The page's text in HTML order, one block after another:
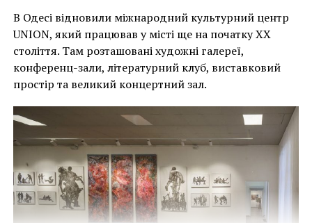
Хулігани, які намагалися зафарбувати мурал, злодії,
які відколювали зафарбовані фрагменти, щоб
продати їх у Facebook, тріщини в стіні та члени
окружної ради – це лише деякі з неприємностей, з
якими довелося зіткнутися Куттсам. Після крадіжки
їм довелося за власний кошт найняти охоронця,
який би наглядав за муралом вночі.
Єдиний вихід, кажуть Куттси, – це зняти 22-тонну
фреску, а для цього за останній місяць довелося
“зміцнити її 12 шарами смоли, скловолокна і
п’ятьма тоннами сталі, а також використовувати 40-
футовий кран, щоб забрати її”.
Хант Слонем “Thunderbunny”, 2022
В Одесі відновили міжнародний культурний центр
UNION, який працював у місті ще на початку XX
століття. Там розташовані художні галереї,
конференц-зали, літературний клуб, виставковий
простір та великий концертний зал.